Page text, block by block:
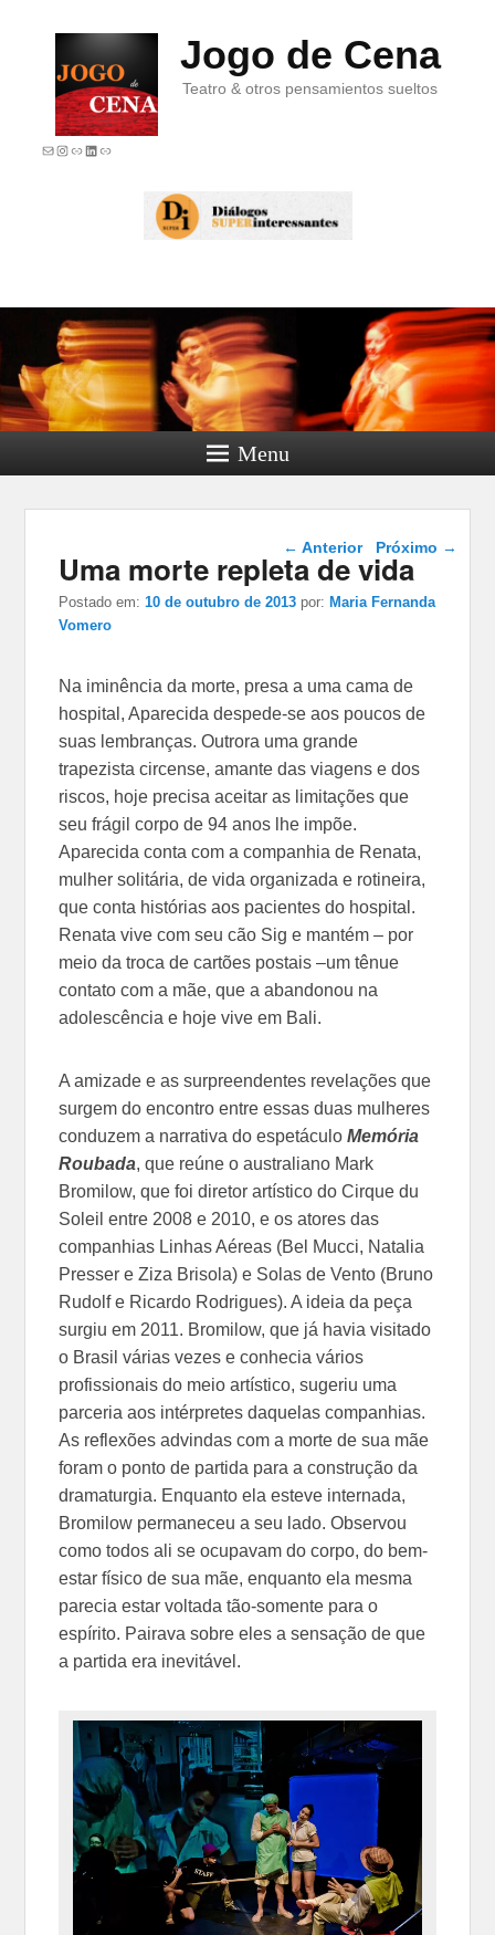
Jogo de Cena
Teatro & otros pensamientos sueltos
E-mailInstagram
LinkLinkedIn
Link
Menu
Navegação das
postagens
← Anterior Próximo →
Uma morte repleta de vida
Postado em:10 de outubro de 2013 por: Maria Fernanda
Vomero
Na iminência da morte, presa a uma cama de
hospital, Aparecida despede-se aos poucos de
suas lembranças. Outrora uma grande
trapezista circense, amante das viagens e dos
riscos, hoje precisa aceitar as limitações que
seu frágil corpo de 94 anos lhe impõe.
Aparecida conta com a companhia de Renata,
mulher solitária, de vida organizada e rotineira,
que conta histórias aos pacientes do hospital.
Renata vive com seu cão Sig e mantém – por
meio da troca de cartões postais –um tênue
contato com a mãe, que a abandonou na
adolescência e hoje vive em Bali.
A amizade e as surpreendentes revelações que
surgem do encontro entre essas duas mulheres
conduzem a narrativa do espetáculoMemória
Roubada, que reúne o australiano Mark
Bromilow, que foi diretor artístico do Cirque du
Soleil entre 2008 e 2010, e os atores das
companhias Linhas Aéreas (Bel Mucci, Natalia
Presser e Ziza Brisola) e Solas de Vento (Bruno
Rudolf e Ricardo Rodrigues). A ideia da peça
surgiu em 2011. Bromilow, que já havia visitado
o Brasil várias vezes e conhecia vários
profissionais do meio artístico, sugeriu uma
parceria aos intérpretes daquelas companhias.
As reflexões advindas com a morte de sua mãe
foram o ponto de partida para a construção da
dramaturgia. Enquanto ela esteve internada,
Bromilow permaneceu a seu lado. Observou
como todos ali se ocupavam do corpo, do bem-
estar físico de sua mãe, enquanto ela mesma
parecia estar voltada tão-somente para o
espírito. Pairava sobre eles a sensação de que
a partida era inevitável.